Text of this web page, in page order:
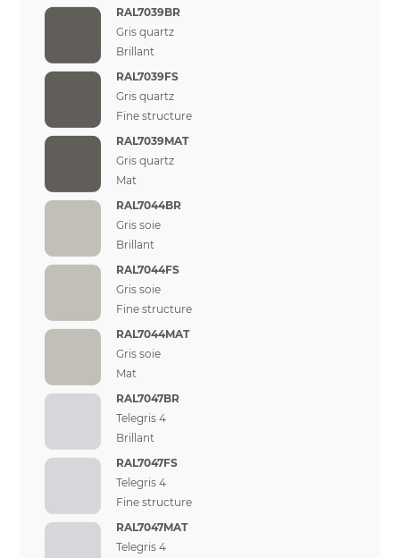
RAL7039BR
Gris quartz
Brillant
RAL7039FS
Gris quartz
Fine structure
RAL7039MAT
Gris quartz
Mat
RAL7044BR
Gris soie
Brillant
RAL7044FS
Gris soie
Fine structure
RAL7044MAT
Gris soie
Mat
RAL7047BR
Telegris 4
Brillant
RAL7047FS
Telegris 4
Fine structure
RAL7047MAT
Telegris 4